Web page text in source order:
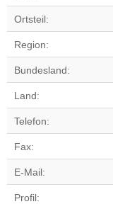
Ortsteil:
Region:
Bundesland:
Land:
Telefon:
Fax:
E-Mail:
Profil: